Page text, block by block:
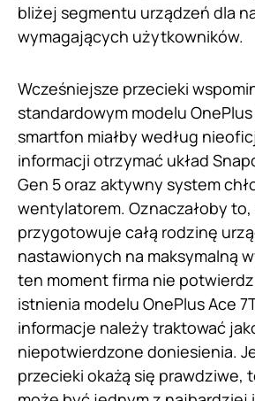
bliżej segmentu urządzeń dla
wymagających użytkowników.
Wcześniejsze przecieki
standardowym modelu OnePlus
smartfon miałby według
informacji otrzymać układ
Gen 5 oraz aktywny system
wentylatorem. Oznaczałoby to,
przygotowuje całą rodzinę
nastawionych na maksymalną
ten moment firma nie
istnienia modelu OnePlus Ace
informacje należy traktować
niepotwierdzone doniesienia.
przecieki okażą się prawdziwe,